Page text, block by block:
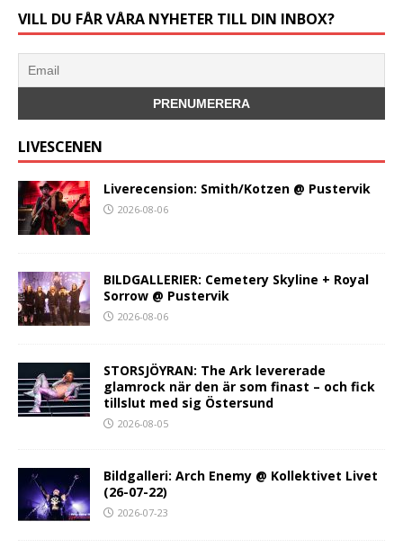
VILL DU FÅR VÅRA NYHETER TILL DIN INBOX?
LIVESCENEN
Liverecension: Smith/Kotzen @ Pustervik
2026-08-06
BILDGALLERIER: Cemetery Skyline + Royal
Sorrow @ Pustervik
2026-08-06
STORSJÖYRAN: The Ark levererade
glamrock när den är som finast – och fick
tillslut med sig Östersund
2026-08-05
Bildgalleri: Arch Enemy @ Kollektivet Livet
(26-07-22)
2026-07-23